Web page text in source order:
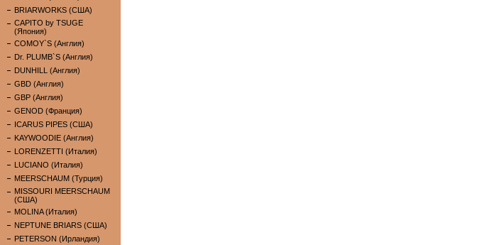
BRIARWORKS (США)
CAPITO by TSUGE
(Япония)
COMOY`S (Англия)
Dr. PLUMB`S (Англия)
DUNHILL (Англия)
GBD (Англия)
GBP (Англия)
GENOD (Франция)
ICARUS PIPES (США)
KAYWOODIE (Англия)
LORENZETTI (Италия)
LUCIANO (Италия)
MEERSCHAUM (Турция)
MISSOURI MEERSCHAUM
(США)
MOLINA (Италия)
NEPTUNE BRIARS (США)
PETERSON (Ирландия)